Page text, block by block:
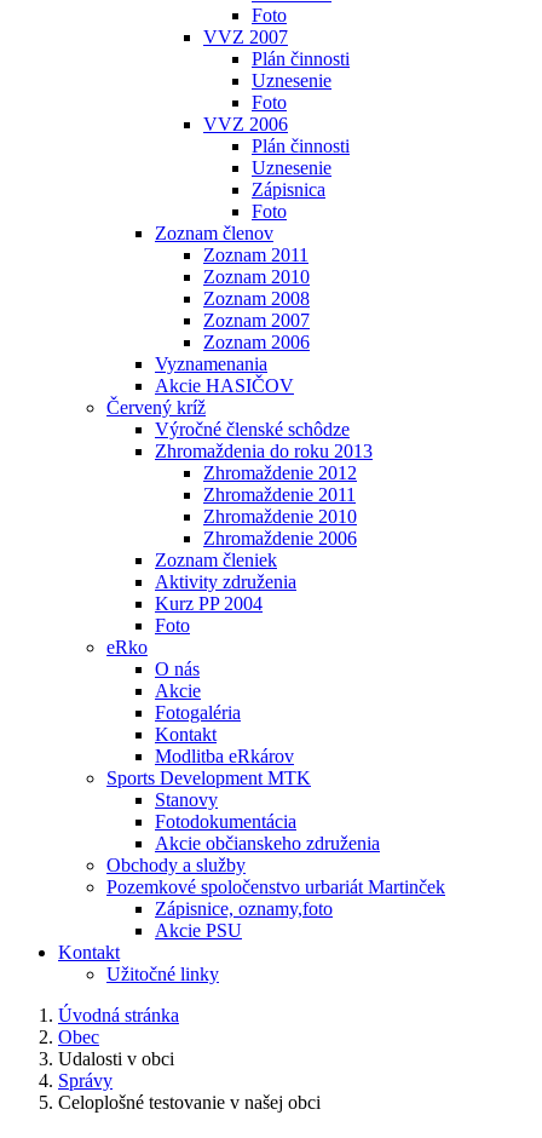
Foto
VVZ 2007
Plán činnosti
Uznesenie
Foto
VVZ 2006
Plán činnosti
Uznesenie
Zápisnica
Foto
Zoznam členov
Zoznam 2011
Zoznam 2010
Zoznam 2008
Zoznam 2007
Zoznam 2006
Vyznamenania
Akcie HASIČOV
Červený kríž
Výročné členské schôdze
Zhromaždenia do roku 2013
Zhromaždenie 2012
Zhromaždenie 2011
Zhromaždenie 2010
Zhromaždenie 2006
Zoznam členiek
Aktivity združenia
Kurz PP 2004
Foto
eRko
O nás
Akcie
Fotogaléria
Kontakt
Modlitba eRkárov
Sports Development MTK
Stanovy
Fotodokumentácia
Akcie občianskeho združenia
Obchody a služby
Pozemkové spoločenstvo urbariát Martinček
Zápisnice, oznamy,foto
Akcie PSU
Kontakt
Užitočné linky
Úvodná stránka
Obec
Udalosti v obci
Správy
Celoplošné testovanie v našej obci